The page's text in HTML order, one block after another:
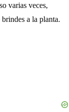
varias veces,
a la planta.